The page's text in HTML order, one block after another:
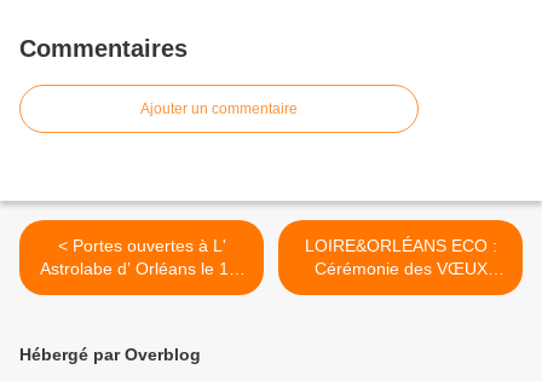
Commentaires
Ajouter un commentaire
< Portes ouvertes à L'
Astrolabe d’ Orléans le 1er
février dans le cadre de
LOIRE&ORLÉANS ECO :
Cérémonie des VŒUX
2020 et CARTE BLANCHE
Hébergé par Overblog